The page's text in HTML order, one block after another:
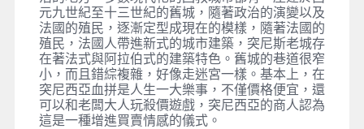
元九世紀至十三世紀的舊城，隨著政治的演變以及
法國的殖民，逐漸定型成現在的模樣，隨著法國的
殖民，法國人帶進新式的城市建築，突尼斯老城存
在著法式與阿拉伯式的建築特色。舊城的巷道很窄
小，而且錯綜複雜，好像走迷宮一樣。基本上，在
突尼西亞血拼是人生一大樂事，不僅價格便宜，還
可以和老闆大人玩殺價遊戲，突尼西亞的商人認為
這是一種增進買賣情感的儀式。